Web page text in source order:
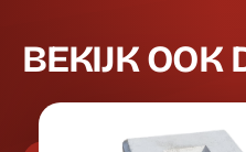
BEKIJK OOK